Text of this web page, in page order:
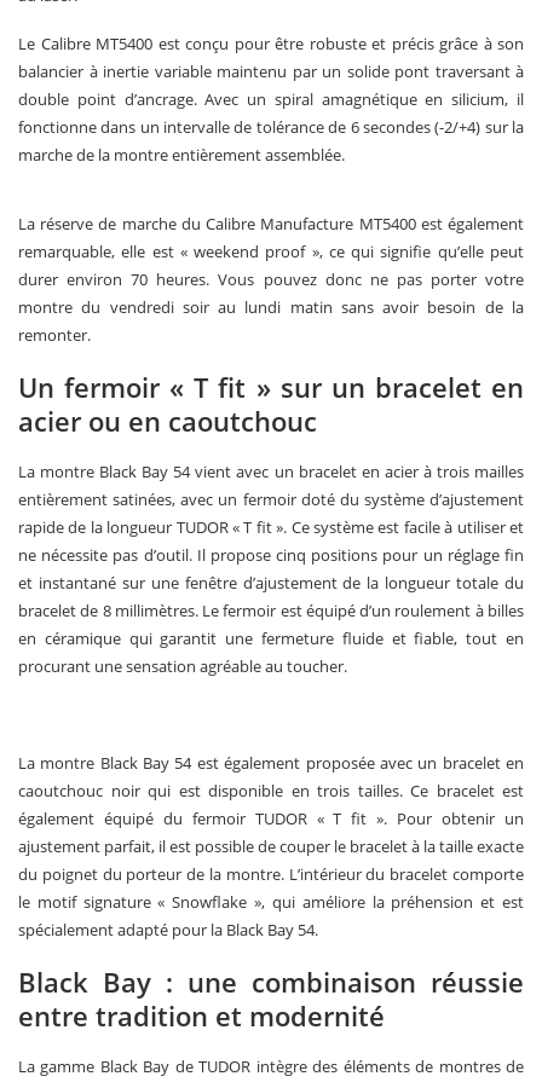
Le Calibre MT5400 est conçu pour être robuste et précis grâce à son
balancier à inertie variable maintenu par un solide pont traversant à
double point d’ancrage. Avec un spiral amagnétique en silicium, il
fonctionne dans un intervalle de tolérance de 6 secondes (-2/+4) sur la
marche de la montre entièrement assemblée.
La réserve de marche du Calibre Manufacture MT5400 est également
remarquable, elle est « weekend proof », ce qui signifie qu’elle peut
durer environ 70 heures. Vous pouvez donc ne pas porter votre
montre du vendredi soir au lundi matin sans avoir besoin de la
remonter.
Un fermoir « T fit » sur un bracelet en
acier ou en caoutchouc
La montre Black Bay 54 vient avec un bracelet en acier à trois mailles
entièrement satinées, avec un fermoir doté du système d’ajustement
rapide de la longueur TUDOR « T fit ». Ce système est facile à utiliser et
ne nécessite pas d’outil. Il propose cinq positions pour un réglage fin
et instantané sur une fenêtre d’ajustement de la longueur totale du
bracelet de 8 millimètres. Le fermoir est équipé d’un roulement à billes
en céramique qui garantit une fermeture fluide et fiable, tout en
procurant une sensation agréable au toucher.
La montre Black Bay 54 est également proposée avec un bracelet en
caoutchouc noir qui est disponible en trois tailles. Ce bracelet est
également équipé du fermoir TUDOR « T fit ». Pour obtenir un
ajustement parfait, il est possible de couper le bracelet à la taille exacte
du poignet du porteur de la montre. L’intérieur du bracelet comporte
le motif signature « Snowflake », qui améliore la préhension et est
spécialement adapté pour la Black Bay 54.
Black Bay : une combinaison réussie
entre tradition et modernité
La gamme Black Bay de TUDOR intègre des éléments de montres de